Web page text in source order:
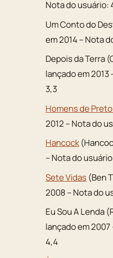
Nota do usuário:
Um Conto do
em 2014 – Nota
Depois da Terra
lançado em 2013
3,3
Homens de
2012 – Nota do
Hancock
– Nota do
Sete Vidas (Ben
2008 – Nota do
Eu Sou A Lenda
lançado em
4,4